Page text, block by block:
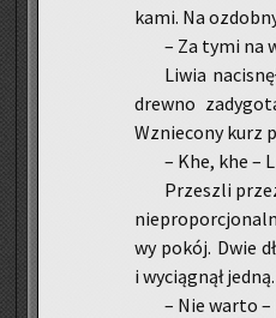
ka­mi. Na
– Za tymi na
Liwia
drew­no
Wznie­co­ny kurz
– Khe, khe ­–
Prze­szli
wy pokój. Dwie
i wy­cią­gnął jedną.
– Nie warto –